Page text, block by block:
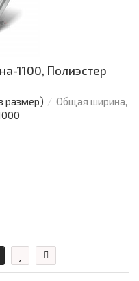
1100, Полиэстер
размер)
Общая ширина,